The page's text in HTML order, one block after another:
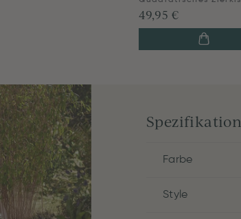
49,95 €
Spezifikation
Farbe
Style